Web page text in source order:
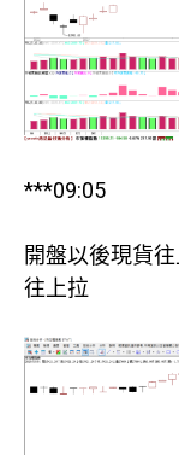
***09:05
開盤以後現貨
往上拉